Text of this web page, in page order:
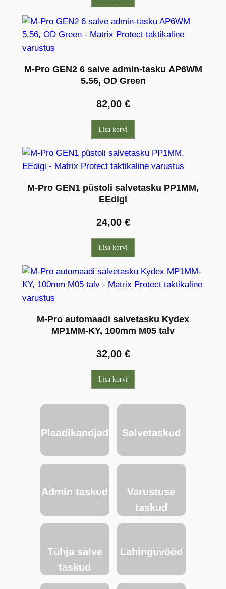
M-Pro GEN2 6 salve admin-tasku AP6WM
5.56, OD Green
82,00 €
Lisa korvi
M-Pro GEN1 püstoli salvetasku PP1MM,
EEdigi
24,00 €
Lisa korvi
M-Pro automaadi salvetasku Kydex
MP1MM-KY, 100mm M05 talv
32,00 €
Lisa korvi
Plaadikandjad Salvetaskud
Admin taskud
Varustuse
taskud
Tühja salve
taskud
Lahinguvööd